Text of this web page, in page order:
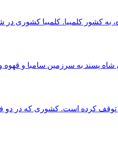
به کشور کلمبیا. کلمبیا کشوری
پسند به سرزمین سامبا و قهوه
توقف کرده است. کشوری که در دو